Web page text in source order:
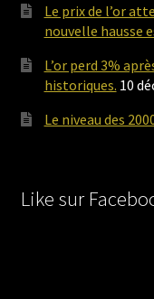
Le prix de l’or
nouvelle hausse
L’or perd 3%
historiques. 10
Le niveau des
Like sur